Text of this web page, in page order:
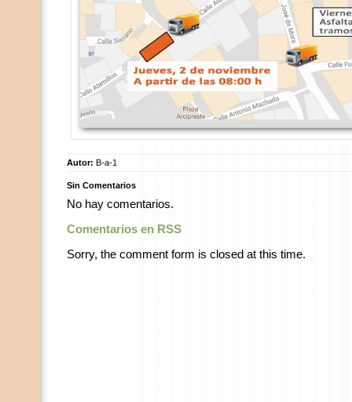
Autor: B-a-1
Sin Comentarios
No hay comentarios.
Comentarios en RSS
Sorry, the comment form is closed at this time.